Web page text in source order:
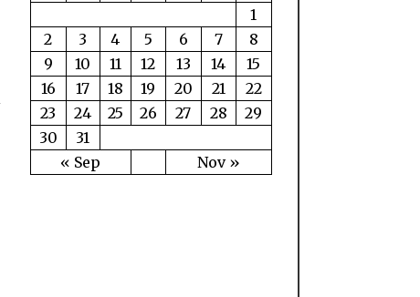
« Sep Nov »
1
2
3 4 5 6 7
8
9
10 11 12 13 14
15
16
17 18 19 20 21
22
23
24 25 26 27 28
29
30
31